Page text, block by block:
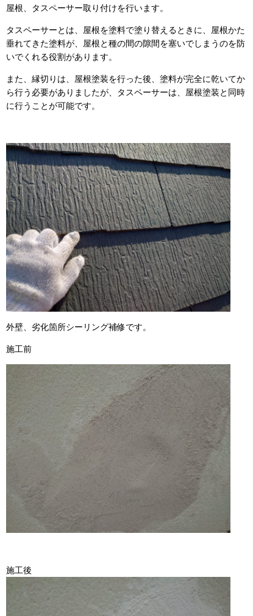
屋根、タスペーサー取り付けを行います。
タスペーサーとは、屋根を塗料で塗り替えるときに、屋根かた
垂れてきた塗料が、屋根と種の間の隙間を塞いでしまうのを防
いでくれる役割があります。
また、縁切りは、屋根塗装を行った後、塗料が完全に乾いてか
ら行う必要がありましたが、タスペーサーは、屋根塗装と同時
に行うことが可能です。
外壁、劣化箇所シーリング補修です。
施工前
施工後